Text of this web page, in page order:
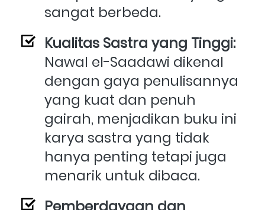
sangat berbeda.
Kualitas Sastra yang Tinggi:
Nawal el-Saadawi dikenal
dengan gaya penulisannya
yang kuat dan penuh
gairah, menjadikan buku ini
karya sastra yang tidak
hanya penting tetapi juga
menarik untuk dibaca.